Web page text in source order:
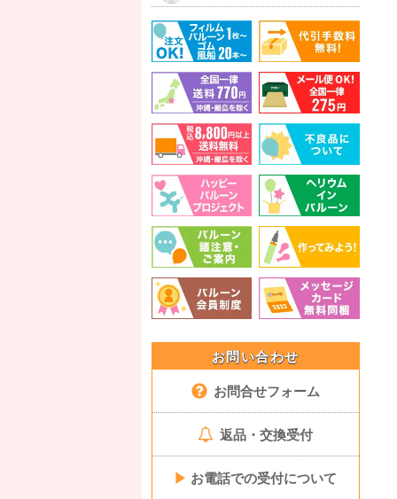
お問い合わせ
お問合せフォーム
返品・交換受付
▶ お電話での受付について